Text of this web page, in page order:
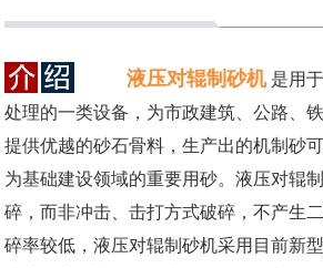
液压对辊制砂机 是用
处理的一类设备，为市政建筑、公路、
提供优越的砂石骨料，生产出的机制砂
为基础建设领域的重要用砂。液压对辊
碎，而非冲击、击打方式破碎，不产生
碎率较低，液压对辊制砂机采用目前新